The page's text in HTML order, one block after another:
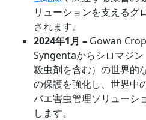
リューションを支えるグ
されます。
2024年1月 – Gowan
Syngentaからシロマジン
殺虫剤を含む）の世界的
の保護を強化し、世界中
バエ害虫管理ソリューシ
します。